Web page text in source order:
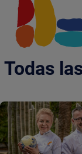
Todas